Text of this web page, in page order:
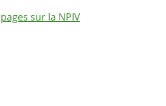
sur la NPIV